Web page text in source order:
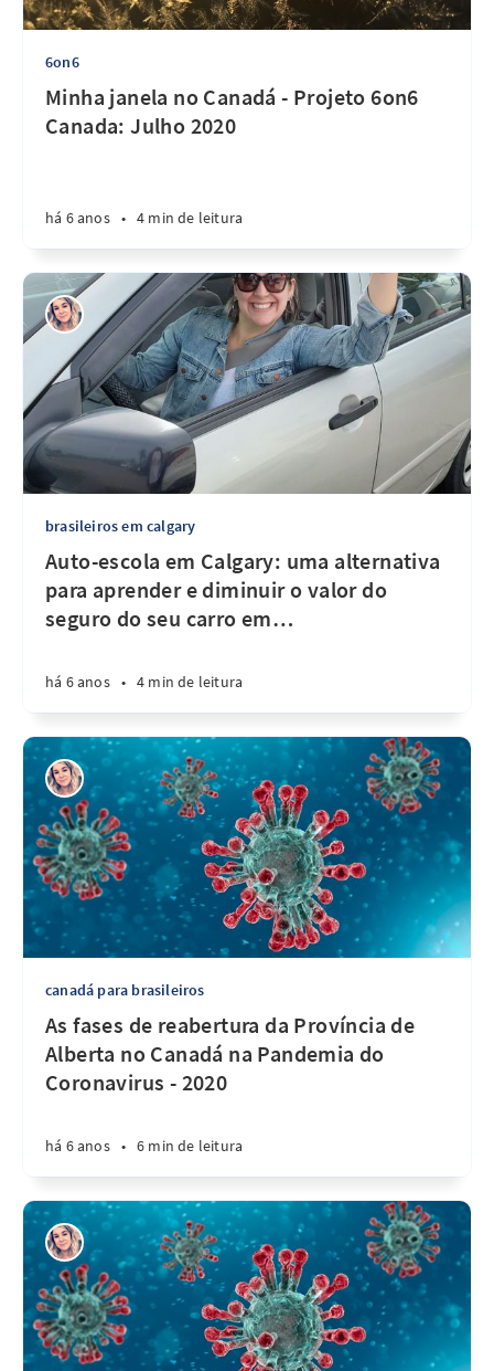
6on6
Minha janela no Canadá - Projeto 6on6
Canada: Julho 2020
há 6 anos • 4 min de leitura
brasileiros em calgary
Auto-escola em Calgary: uma alternativa
para aprender e diminuir o valor do
seguro do seu carro em…
há 6 anos • 4 min de leitura
canadá para brasileiros
As fases de reabertura da Província de
Alberta no Canadá na Pandemia do
Coronavirus - 2020
há 6 anos • 6 min de leitura